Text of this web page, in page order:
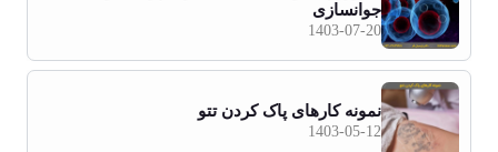
جوانسازی
1403-07-20
نمونه کارهای پاک کردن تتو
1403-05-12